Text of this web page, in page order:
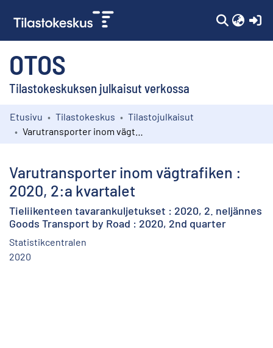
OTOS
Tilastokeskuksen julkaisut verkossa
Kokoelmat
Etusivu Tilastokeskus
Tilastojulkaisut
Varutransporter inom vägtrafiken :
2020, 2:a kvartalet
Tieliikenteen tavarankuljetukset : 2020, 2. neljännes
Goods Transport by Road : 2020, 2nd quarter
Statistikcentralen
2020